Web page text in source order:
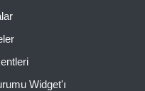
Widget'ı